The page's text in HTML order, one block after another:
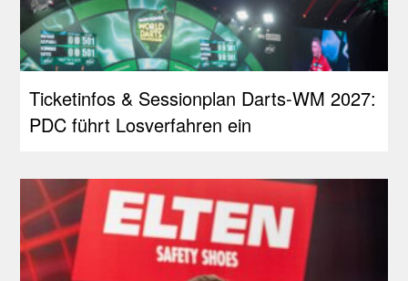
Ticketinfos & Sessionplan Darts-WM 2027:
PDC führt Losverfahren ein